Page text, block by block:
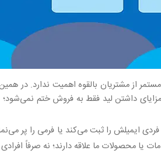
از مشتریان بالقوه اهمیت ندارد. در
داشتن لید فقط به فروش ختم نمی‌شود؛
را ثبت می‌کند یا فرمی را پر
یا محصولات ما علاقه دارند؛ نه صرفاً